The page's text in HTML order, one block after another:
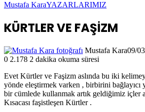
Mustafa KaraYAZARLARIMIZ
KÜRTLER VE FAŞİZM
Mustafa Kara09/
0 2.178 2 dakika okuma süresi
Evet Kürtler ve Faşizm aslında bu iki
yönde eleştirmek varken , birbirini bağlayıcı
bir cümlede kullanmak artık geldiğimiz içler
Kısacası faşistleşen Kürtler .